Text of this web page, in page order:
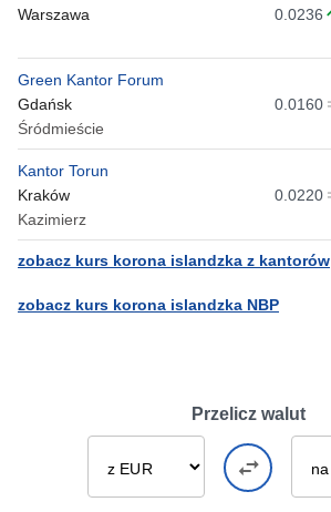
Warszawa
0.0236
Green Kantor Forum
Gdańsk
Śródmieście
0.0160
Kantor Torun
Kraków
Kazimierz
0.0220
zobacz kurs korona islandzka z kantorów
zobacz kurs korona islandzka NBP
Przelicz walut